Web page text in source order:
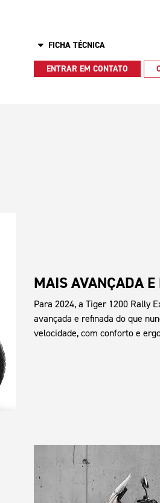
FICHA TÉCNICA
ENTRAR EM CONTATO
MAIS AVANÇADA
Para 2024, a Tiger 1200 Rally
avançada e refinada do que
velocidade, com conforto e